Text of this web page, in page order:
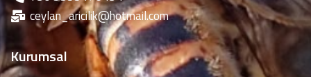
ceylan_aricilik@hotmail.com
Kurumsal